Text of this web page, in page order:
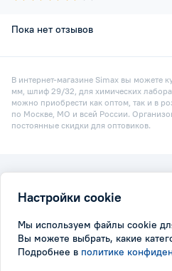
Пока нет отзывов
В интернет-магазине Simax вы можете
мм, шлиф 29/32, для химических
можно приобрести как оптом, так и в
по Москве, МО и всей России.
постоянные скидки для оптовиков.
Все права
Политика
Настройки cookie
Мы используем файлы cookie
Вы можете выбрать, какие
Подробнее в политике